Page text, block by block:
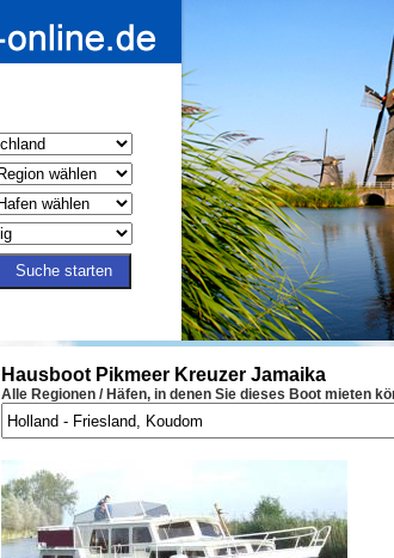
Hausboot Pikmeer Kreuzer Jamaika
Alle Regionen / Häfen, in denen Sie dieses Boot mieten